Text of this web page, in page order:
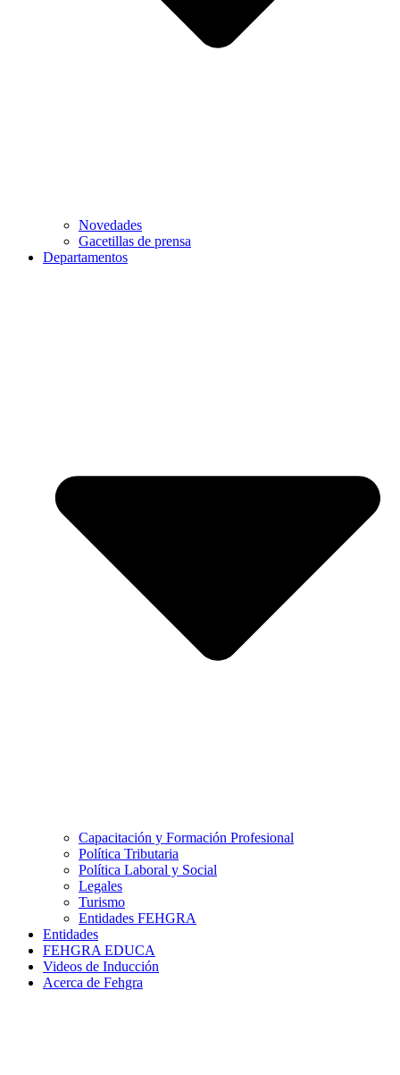
Novedades
Gacetillas de prensa
Departamentos
Capacitación y Formación Profesional
Política Tributaria
Política Laboral y Social
Legales
Turismo
Entidades FEHGRA
Entidades
FEHGRA EDUCA
Videos de Inducción
Acerca de Fehgra